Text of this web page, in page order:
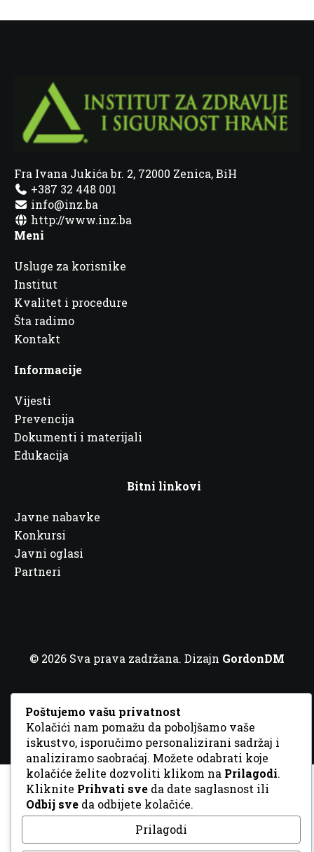
Fra Ivana Jukića br. 2, 72000 Zenica, BiH
+387 32 448 001
info@inz.ba
http://www.inz.ba
Meni
Usluge za korisnike
Institut
Kvalitet i procedure
Šta radimo
Kontakt
Informacije
Vijesti
Prevencija
Dokumenti i materijali
Edukacija
Bitni linkovi
Javne nabavke
Konkursi
Javni oglasi
Partneri
© 2026 Sva prava zadržana. Dizajn GordonDM
Poštujemo vašu privatnost
Kolačići nam pomažu da poboljšamo vaše
iskustvo, isporučimo personalizirani sadržaj i
analiziramo saobraćaj. Možete odabrati koje
kolačiće želite dozvoliti klikom na Prilagodi.
Kliknite Prihvati sve da date saglasnost ili
Odbij sve da odbijete kolačiće.
Prilagodi